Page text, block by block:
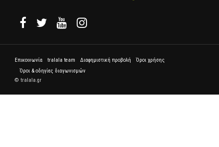
Επικοινωνία tralala team Διαφημιστική προβολή
Όροι χρήσης
Όροι & οδηγίες διαγωνισμών
© tralala.gr